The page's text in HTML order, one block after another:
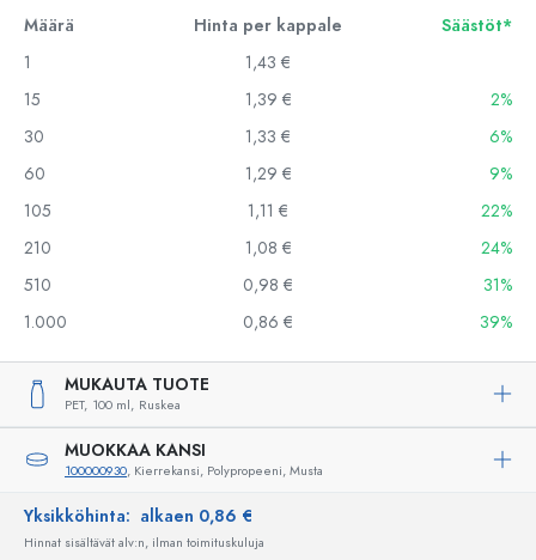
Määrä Hinta per kappale
Säästöt*
1
1,43 €
15
1,39 €
2%
30
1,33 €
6%
60
1,29 €
9%
105
1,11 €
22%
210
1,08 €
24%
510
0,98 €
31%
1.000
0,86 € 39%
MUKAUTA TUOTE
PET, 100 ml, Ruskea
MUOKKAA KANSI
100000930, Kierrekansi, Polypropeeni, Musta
Yksikköhinta: alkaen 0,86 €
Hinnat sisältävät alv:n, ilman toimituskuluja